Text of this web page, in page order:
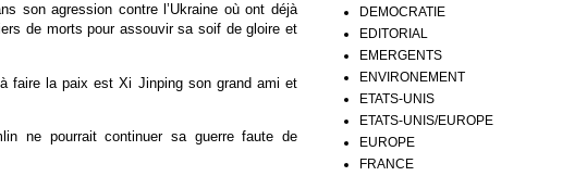
son agression contre l’Ukraine où ont déjà
de morts pour assouvir sa soif de gloire et
faire la paix est Xi Jinping son grand ami et
ne pourrait continuer sa guerre faute de
DEMOCRATIE
EDITORIAL
EMERGENTS
ENVIRONEMENT
ETATS-UNIS
ETATS-UNIS/EUROPE
EUROPE
FRANCE